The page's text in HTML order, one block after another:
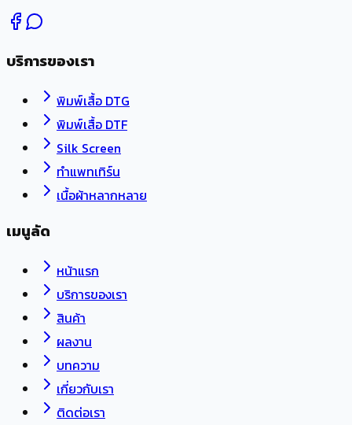
บริการของเรา
พิมพ์เสื้อ DTG
พิมพ์เสื้อ DTF
Silk Screen
ทำแพทเทิร์น
เนื้อผ้าหลากหลาย
เมนูลัด
หน้าแรก
บริการของเรา
สินค้า
ผลงาน
บทความ
เกี่ยวกับเรา
ติดต่อเรา